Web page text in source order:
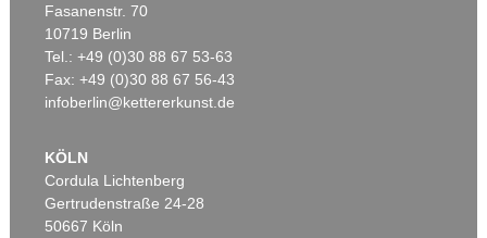
Auktion 406 - Lot 30
E. KIRCHNER
Zwei mit Katzen spielende Mädchen. 1907. Frauen- und Männerkopf , 1924
Ergebnis:€ 1.740.000
Fasanenstr. 70
10719 Berlin
Tel.: +49 (0)30 88 67 53-63
Fax: +49 (0)30 88 67 56-43
infoberlin@kettererkunst.de
KÖLN
Cordula Lichtenberg
Gertrudenstraße 24-28
50667 Köln